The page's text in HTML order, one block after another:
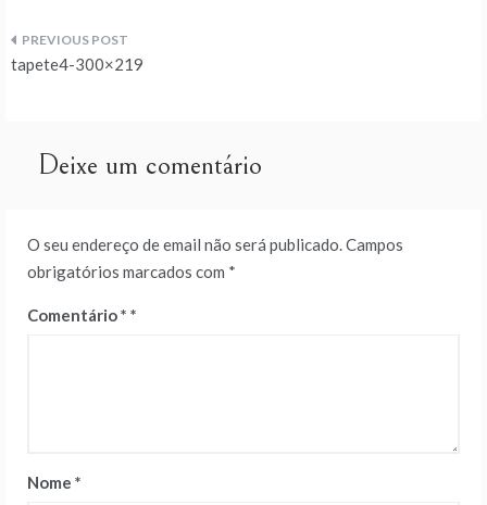
Navegação
artigos
tapete4-300×219
Deixe um comentário
O seu endereço de email não será publicado.Campos
obrigatórios marcados com *
Comentário*
Nome *